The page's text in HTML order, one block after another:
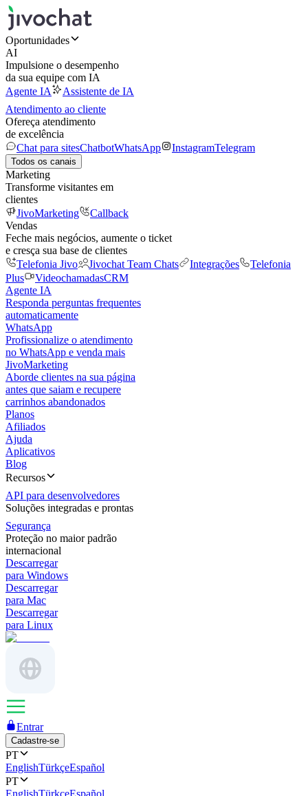
Oportunidades
AI
Impulsione o desempenho
da sua equipe com IA
Agente IA
Assistente de IA
Atendimento ao cliente
Ofereça atendimento
de excelência
Chat para sitesChatbotWhatsApp InstagramTelegram
Todos os canais
Marketing
Transforme visitantes em
clientes
JivoMarketing
Callback
Vendas
Feche mais negócios, aumente o ticket
e cresça sua base de clientes
Telefonia Jivo
Jivochat Team Chats Integrações
Telefonia
Plus
VideochamadasCRM
Agente IA
Responda perguntas frequentes
automaticamente
WhatsApp
Profissionalize o atendimento
no WhatsApp e venda mais
JivoMarketing
Aborde clientes na sua página
antes que saiam e recupere
carrinhos abandonados
Planos
Afiliados
Ajuda
Aplicativos
Blog
Recursos
API para desenvolvedores
Soluções integradas e prontas
Segurança
Proteção no maior padrão
internacional
Descarregar
para Windows
Descarregar
para Mac
Descarregar
para Linux
Entrar
Cadastre-se
PT
EnglishTürkçeEspañol
PT
EnglishTürkçeEspañol